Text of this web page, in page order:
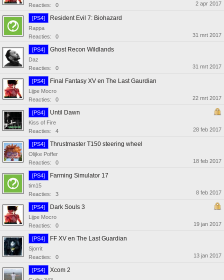
Reacties:
0 2 apr 2017
[PS4] Resident Evil 7: Biohazard
Rappa
Reacties:
0 31 mrt 2017
[PS4] Ghost Recon Wildlands
Daz
Reacties:
0 31 mrt 2017
[PS4] Final Fantasy XV en The Last Gaurdian
Lijpe Mocro
Reacties:
0 22 mrt 2017
[PS4] Until Dawn
Kiss of Fire
Reacties:
4 28 feb 2017
[PS4] Thrustmaster T150 steering wheel
Olijke Poffer
Reacties:
0 18 feb 2017
[PS4] Farming Simulator 17
tim15
Reacties:
3 8 feb 2017
[PS4] Dark Souls 3
Lijpe Mocro
Reacties:
0 19 jan 2017
[PS4] FF XV en The Last Guardian
Sjorrit
Reacties:
0 13 jan 2017
[PS4] Xcom 2